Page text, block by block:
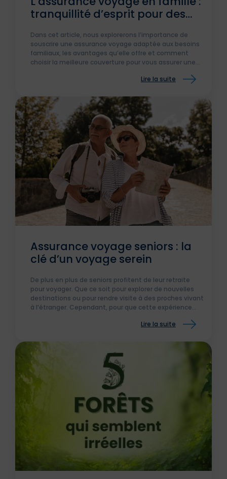
tranquillité d’esprit pour des
Dans cet article, nous explorerons l’importance de
souscrire une assurance voyage adaptée aux besoins
familiaux, les avantages qu’elle offre et comment
choisir la meilleure couverture pour vous assurer une
Lire la suite
Assurance voyage seniors : la
clé d’un voyage serein
De plus en plus de seniors profitent de leur retraite
pour voyager. Que ce soit pour explorer de nouvelles
destinations ou pour rendre visite à des proches vivant
à l’étranger. Cependant, pour que cette expérience
Lire la suite